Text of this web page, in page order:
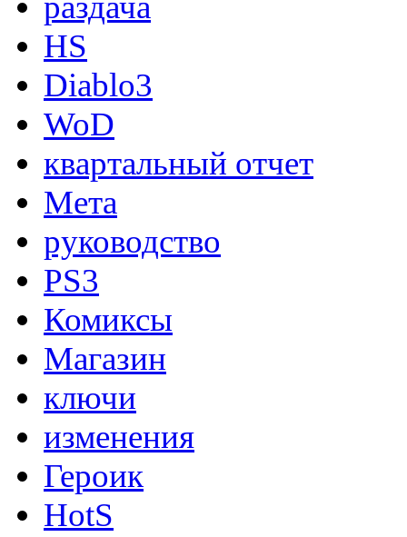
HS
Diablo3
WoD
квартальный отчет
Мета
руководство
PS3
Комиксы
Магазин
ключи
изменения
Героик
HotS